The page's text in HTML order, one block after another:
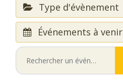
Type d'évènement
Événements à venir